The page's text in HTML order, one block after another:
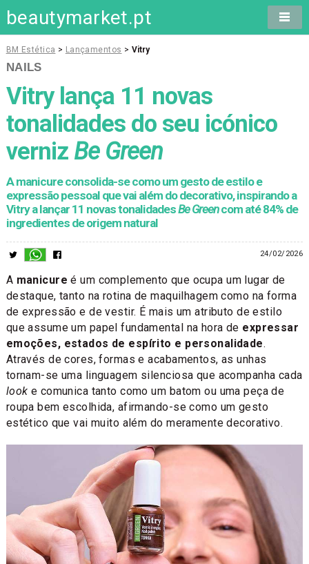
beautymarket.pt
BM Estética > Lançamentos > Vitry
NAILS
Vitry lança 11 novas
tonalidades do seu icónico
verniz Be Green
A manicure consolida-se como um gesto de estilo e
expressão pessoal que vai além do decorativo, inspirando a
Vitry a lançar 11 novas tonalidadesBe Greencom até 84% de
ingredientes de origem natural
24/02/2026
A manicureé um complemento que ocupa um lugar de
destaque, tanto na rotina de maquilhagem como na forma
de expressão e de vestir. É mais um atributo de estilo
que assume um papel fundamental na hora de expressar
emoções, estados de espírito e personalidade.
Através de cores, formas e acabamentos, as unhas
tornam-se uma linguagem silenciosa que acompanha cada
look e comunica tanto como um batom ou uma peça de
roupa bem escolhida, afirmando-se como um gesto
estético que vai muito além do meramente decorativo.